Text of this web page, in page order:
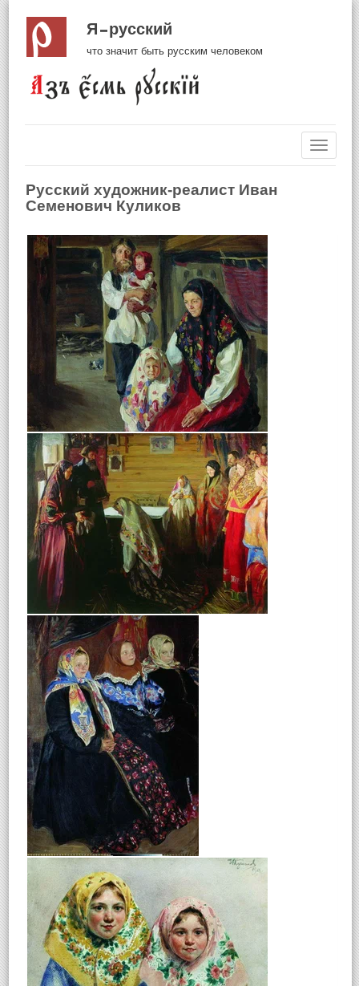
Я русский
что значит быть русским человеком
Русский художник-реалист Иван
Семенович Куликов